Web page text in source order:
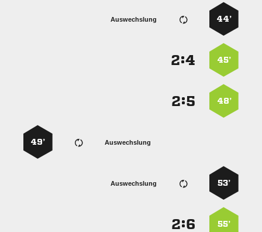
44’
Auswechslung
45’
:
48’
:
Auswechslung
49’
53’
Auswechslung
55’
: